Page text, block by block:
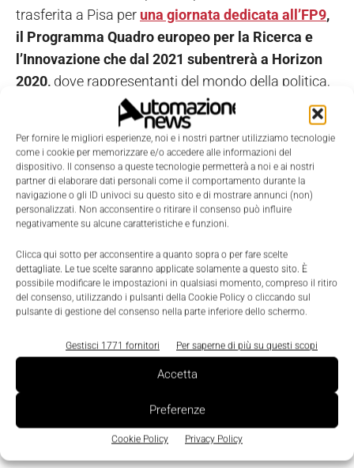
Per fornire le migliori esperienze, noi e i nostri partner utilizziamo tecnologie
come i cookie per memorizzare e/o accedere alle informazioni del
dispositivo. Il consenso a queste tecnologie permetterà a noi e ai nostri
partner di elaborare dati personali come il comportamento durante la
navigazione o gli ID univoci su questo sito e di mostrare annunci (non)
personalizzati. Non acconsentire o ritirare il consenso può influire
negativamente su alcune caratteristiche e funzioni.
Clicca qui sotto per acconsentire a quanto sopra o per fare scelte
dettagliate. Le tue scelte saranno applicate solamente a questo sito. È
possibile modificare le impostazioni in qualsiasi momento, compreso il ritiro
del consenso, utilizzando i pulsanti della Cookie Policy o cliccando sul
pulsante di gestione del consenso nella parte inferiore dello schermo.
Gestisci 1771 fornitori Per saperne di più su questi scopi
Accetta
Preferenze
Cookie Policy Privacy Policy
trasferita a Pisa per una giornata dedicata all’FP9,
il Programma Quadro europeo per la Ricerca e
l’Innovazione che dal 2021 subentrerà a Horizon
2020, dove rappresentanti del mondo della politica,
della ricerca e delle imprese sono stati chiamati a
confrontarsi sul ruolo della ricerca di base per lo
sviluppo delle società e delle economie dei Paesi
europei.
L’incontro, voluto e organizzato dall’Università di
eccellenze del sistema toscano della ricerca che,
come nel caso di Gianluca Fiori, riesce ad attrarre
importanti finanziamenti dall’Europa.